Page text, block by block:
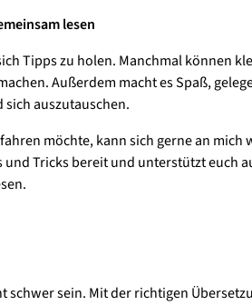
lesen
Tipps zu holen. Manchmal können
Außerdem macht es Spaß,
auszutauschen.
möchte, kann sich gerne an mich
Tricks bereit und unterstützt euch
schwer sein. Mit der richtigen